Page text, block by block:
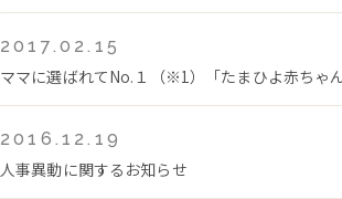
2017.02.15
ママに選ばれてNo.１（※1）「たまひよ赤ちゃ
2016.12.19
人事異動に関するお知らせ